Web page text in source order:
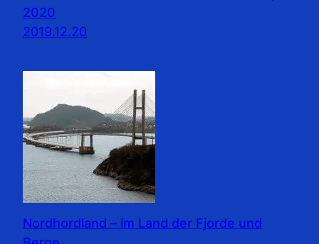
2020
2019.12.20
Nordhordland – im Land der Fjorde und